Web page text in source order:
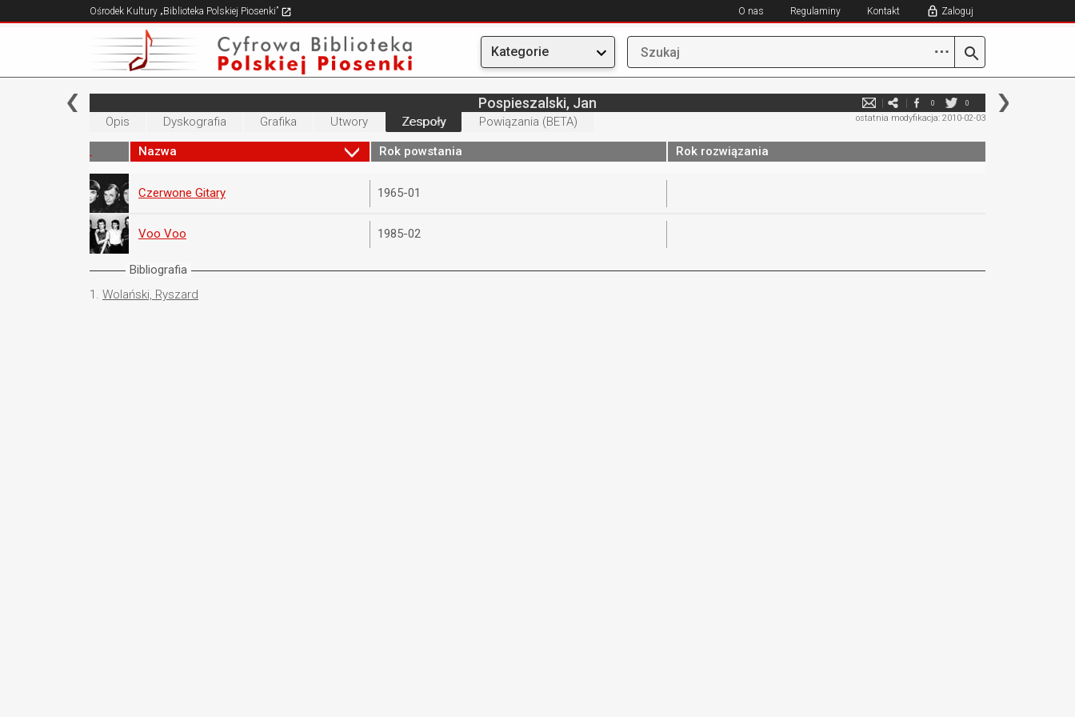
Ośrodek Kultury „Biblioteka Polskiej Piosenki” O nas Regulaminy Kontakt Zaloguj
Kategorie ⋯
Pospieszalski, Jan 0 0
ostatnia modyfikacja: 2010-02-03
Opis Dyskografia Grafika Utwory Zespoły Powiązania (BETA)
Nazwa Rok powstania Rok rozwiązania
Czerwone Gitary 1965-01
Voo Voo 1985-02
Bibliografia
1. Wolański, Ryszard